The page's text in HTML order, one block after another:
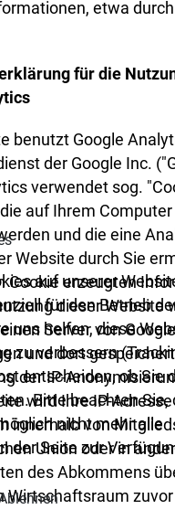
etwa
für die
benutzt Google
der Google Inc.
verwendet sog.
auf Ihrem Computer
und die eine
Website durch Sie
Cookie erzeugten
dieser Website
Server von
und dort
der IP-
wird Ihre IP-
innerhalb von
Union oder in
des Abkommens
Wirtschaftsraum
auf unserer
für den Betrieb
uns helfen, diese
zu verbessern
entscheiden, ob Sie
Bitte beachten Sie,
nicht mehr alle
der Seite zur